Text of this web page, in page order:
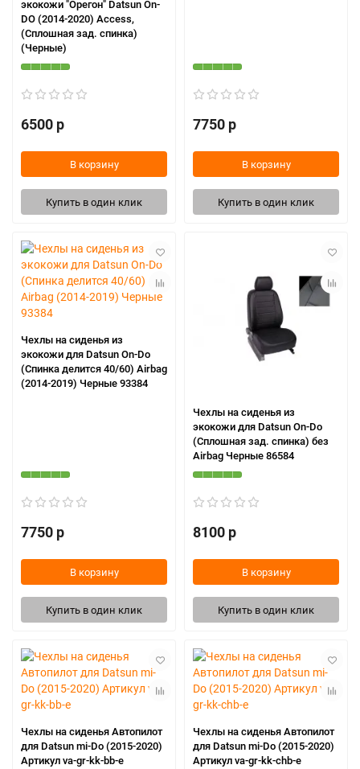
экокожи "Орегон" Datsun On-
DO (2014-2020) Access,
(Сплошная зад. спинка)
(Черные)
6500 р
В корзину
Купить в один клик
7750 р
В корзину
Купить в один клик
Чехлы на сиденья из
экокожи для Datsun On-Do
(Спинка делится 40/60) Airbag
(2014-2019) Черные 93384
7750 р
В корзину
Купить в один клик
Чехлы на сиденья из
экокожи для Datsun On-Do
(Сплошная зад. спинка) без
Airbag Черные 86584
8100 р
В корзину
Купить в один клик
Чехлы на сиденья Автопилот
для Datsun mi-Do (2015-2020)
Артикул va-gr-kk-bb-e
Чехлы на сиденья Автопилот
для Datsun mi-Do (2015-2020)
Артикул va-gr-kk-chb-e